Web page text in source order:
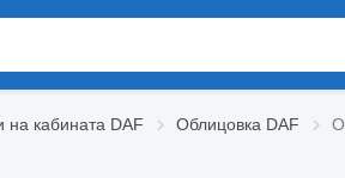
на кабината DAF Облицовка DAF